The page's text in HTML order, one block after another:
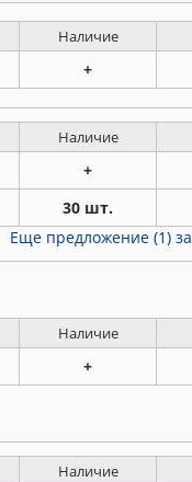
Наличие
+
Наличие
+
30 шт.
Еще предложение (1)
Наличие
+
Наличие